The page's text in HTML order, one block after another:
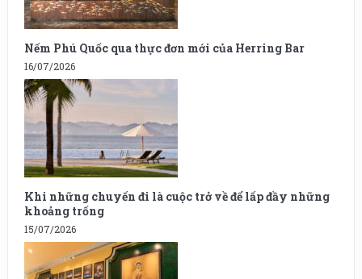
Nếm Phú Quốc qua thực đơn mới của Herring Bar
16/07/2026
Khi những chuyến đi là cuộc trở về để lấp đầy những
khoảng trống
15/07/2026